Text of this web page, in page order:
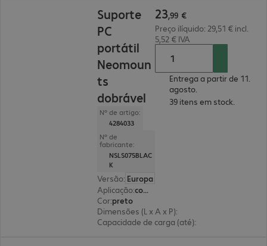
Suporte
PC
portátil
Neomoun
ts
dobrável
Nº de artigo:
4284033
Nº de
fabricante:
NSLS075BLAC
K
Versão: Europa
Aplicação:
computador portátil, tablet
Cor:preto
Dimensões (L x A x P):
Capacidade de carga (até):
23,99 €
Preço ilíquido: 29,51 € incl.
5,52 € IVA
Entrega a partir de 11.
agosto.
39 itens em stock.